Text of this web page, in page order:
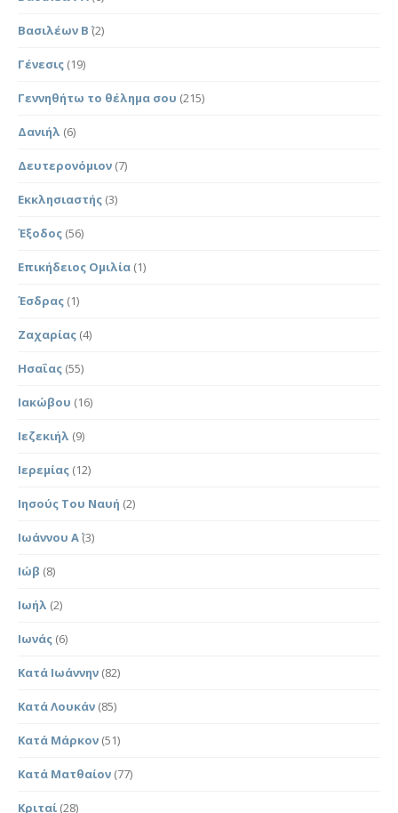
Βασιλέων Β΄ (2)
Γένεσις (19)
Γεννηθήτω το θέλημα σου (215)
Δανιήλ (6)
Δευτερονόμιον (7)
Εκκλησιαστής (3)
Έξοδος (56)
Επικήδειος Ομιλία (1)
Έσδρας (1)
Ζαχαρίας (4)
Ησαΐας (55)
Ιακώβου (16)
Ιεζεκιήλ (9)
Ιερεμίας (12)
Ιησούς Του Ναυή (2)
Ιωάννου Α΄(3)
Ιώβ (8)
Ιωήλ (2)
Ιωνάς (6)
Κατά Ιωάννην (82)
Κατά Λουκάν (85)
Κατά Μάρκον (51)
Κατά Ματθαίον (77)
Κριταί (28)